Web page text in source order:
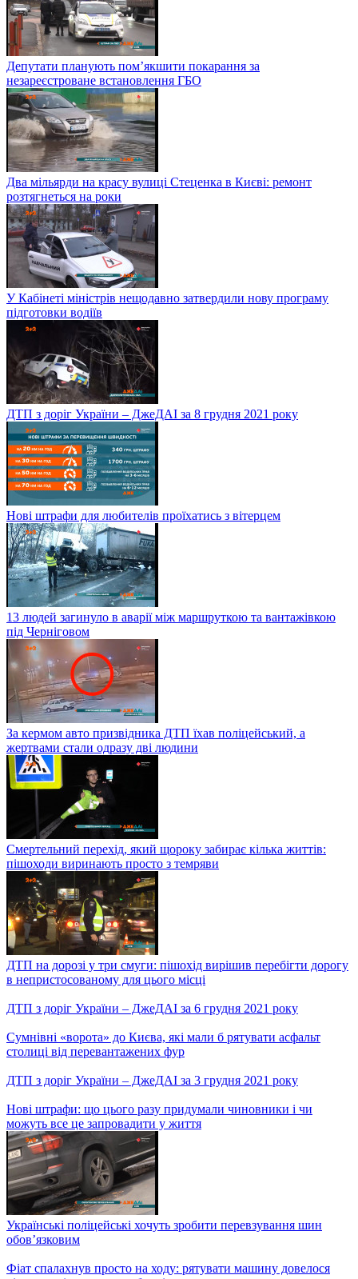
Депутати планують пом’якшити покарання за
незареєстроване встановлення ГБО
Два мільярди на красу вулиці Стеценка в Києві: ремонт
розтягнеться на роки
У Кабінеті міністрів нещодавно затвердили нову програму
підготовки водіїв
ДТП з доріг України – ДжеДАІ за 8 грудня 2021 року
Нові штрафи для любителів проїхатись з вітерцем
13 людей загинуло в аварії між маршруткою та вантажівкою
під Черніговом
За кермом авто призвідника ДТП їхав поліцейський, а
жертвами стали одразу дві людини
Смертельний перехід, який щороку забирає кілька життів:
пішоходи виринають просто з темряви
ДТП на дорозі у три смуги: пішохід вирішив перебігти дорогу
в непристосованому для цього місці
ДТП з доріг України – ДжеДАІ за 6 грудня 2021 року
Сумнівні «ворота» до Києва, які мали б рятувати асфальт
столиці від перевантажених фур